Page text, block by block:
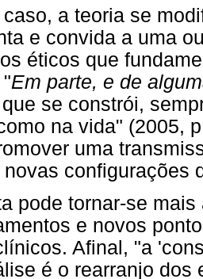
a teoria se
e convida a uma
éticos que
Em parte, e de
se constrói,
na vida" (2005,
uma
configurações
pode tornar-se
e novos
Afinal, "a
é o rearranjo dos